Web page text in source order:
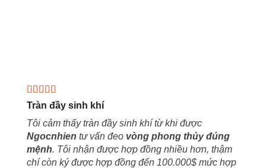
Tràn đầy sinh khí
Tôi cảm thấy tràn đầy sinh khí từ khi được
Ngocnhien tư vấn đeo vòng phong thủy đúng
mệnh. Tôi nhận được hợp đồng nhiều hơn, thậm
chí còn ký được hợp đồng đến 100.000$ mức hợp